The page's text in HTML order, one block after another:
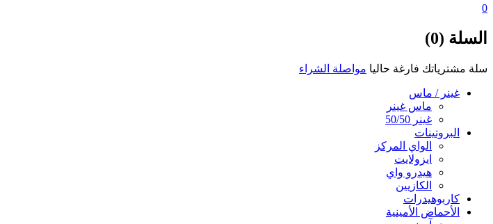
0
السلة (0)
سلة مشترياتك فارغة حاليا مواصلة الشراء
غينر / ماس
ماس غينر
غينر 50/50
البروتينات
الواي المركز
ايزولايت
هيدرو واي
الكازيين
كاربوهيدرات
الأحماض الأمينية